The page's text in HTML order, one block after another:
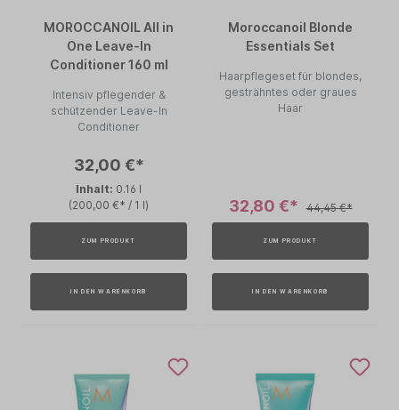
MOROCCANOIL All in
One Leave-In
Conditioner 160 ml
Intensiv pflegender &
schützender Leave-In
Conditioner
32,00 €*
Inhalt: 0.16 l
(200,00 €* / 1 l)
ZUM PRODUKT
IN DEN WARENKORB
Moroccanoil Blonde
Essentials Set
Haarpflegeset für blondes,
gesträhntes oder graues
Haar
32,80 €* 44,45 €*
ZUM PRODUKT
IN DEN WARENKORB